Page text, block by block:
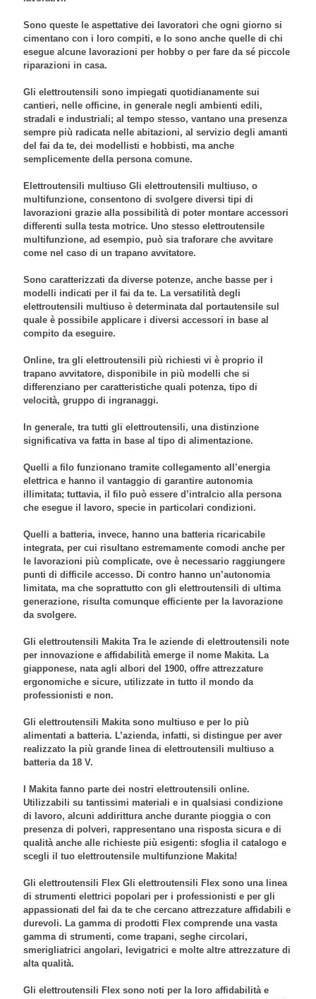
Sono queste le aspettative dei lavoratori che ogni giorno si
cimentano con i loro compiti, e lo sono anche quelle di chi
esegue alcune lavorazioni per hobby o per fare da sé piccole
riparazioni in casa.
Gli elettroutensili sono impiegati quotidianamente sui
cantieri, nelle officine, in generale negli ambienti edili,
stradali e industriali; al tempo stesso, vantano una presenza
sempre più radicata nelle abitazioni, al servizio degli amanti
del fai da te, dei modellisti e hobbisti, ma anche
semplicemente della persona comune.
Elettroutensili multiuso Gli elettroutensili multiuso, o
multifunzione, consentono di svolgere diversi tipi di
lavorazioni grazie alla possibilità di poter montare accessori
differenti sulla testa motrice. Uno stesso elettroutensile
multifunzione, ad esempio, può sia traforare che avvitare
come nel caso di un trapano avvitatore.
Sono caratterizzati da diverse potenze, anche basse per i
modelli indicati per il fai da te. La versatilità degli
elettroutensili multiuso è determinata dal portautensile sul
quale è possibile applicare i diversi accessori in base al
compito da eseguire.
Online, tra gli elettroutensili più richiesti vi è proprio il
trapano avvitatore, disponibile in più modelli che si
differenziano per caratteristiche quali potenza, tipo di
velocità, gruppo di ingranaggi.
In generale, tra tutti gli elettroutensili, una distinzione
significativa va fatta in base al tipo di alimentazione.
Quelli a filo funzionano tramite collegamento all’energia
elettrica e hanno il vantaggio di garantire autonomia
illimitata; tuttavia, il filo può essere d’intralcio alla persona
che esegue il lavoro, specie in particolari condizioni.
Quelli a batteria, invece, hanno una batteria ricaricabile
integrata, per cui risultano estremamente comodi anche per
le lavorazioni più complicate, ove è necessario raggiungere
punti di difficile accesso. Di contro hanno un’autonomia
limitata, ma che soprattutto con gli elettroutensili di ultima
generazione, risulta comunque efficiente per la lavorazione
da svolgere.
Gli elettroutensili Makita Tra le aziende di elettroutensili note
per innovazione e affidabilità emerge il nome Makita. La
giapponese, nata agli albori del 1900, offre attrezzature
ergonomiche e sicure, utilizzate in tutto il mondo da
professionisti e non.
Gli elettroutensili Makitasono multiuso e per lo più
alimentati a batteria. L’azienda, infatti, si distingue per aver
realizzato la più grande linea di elettroutensili multiuso a
batteria da 18 V.
I Makita fanno parte dei nostri elettroutensili online.
Utilizzabili su tantissimi materiali e in qualsiasi condizione
di lavoro, alcuni addirittura anche durante pioggia o con
presenza di polveri, rappresentano una risposta sicura e di
qualità anche alle richieste più esigenti: sfoglia il catalogo e
scegli il tuo elettroutensile multifunzione Makita!
Gli elettroutensili Flex Gli elettroutensili Flex sono una linea
di strumenti elettrici popolari per i professionisti e per gli
appassionati del fai da te che cercano attrezzature affidabili e
durevoli. La gamma di prodotti Flex comprende una vasta
gamma di strumenti, come trapani, seghe circolari,
smerigliatrici angolari, levigatrici e molte altre attrezzature di
alta qualità.
Gli elettroutensili Flex sono noti per la loro affidabilità e